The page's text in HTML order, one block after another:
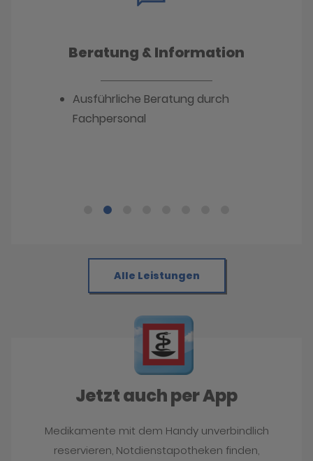
Beratung & Information
Ausführliche Beratung durch
Fachpersonal
Alle Leistungen
Jetzt auch per App
Medikamente mit dem Handy unverbindlich
reservieren, Notdienstapotheken finden,